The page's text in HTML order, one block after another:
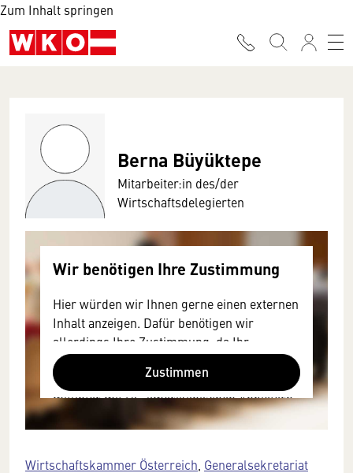
Zum Inhalt springen
Berna Büyüktepe
Mitarbeiter:in des/der
Wirtschaftsdelegierten
Wir benötigen Ihre Zustimmung
Hier würden wir Ihnen gerne einen externen
Inhalt anzeigen. Dafür benötigen wir
allerdings Ihre Zustimmung, da Ihr
Browser personenbezogene technische
Daten zu Geräten und Nutzerverhalten
mitunter mit US-amerikanischen Anbietern
austauscht.
Datenschutzrecht angemessenen
Zustimmen
Wirtschaftskammer Österreich Generalsekretariat